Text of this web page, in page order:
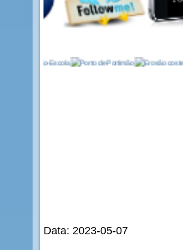
Data: 2023-05-07